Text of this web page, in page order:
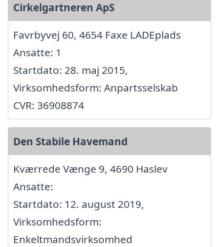
Cirkelgartneren ApS
Favrbyvej 60, 4654 Faxe LADEplads
Ansatte: 1
Startdato: 28. maj 2015,
Virksomhedsform: Anpartsselskab
CVR: 36908874
Den Stabile Havemand
Kværrede Vænge 9, 4690 Haslev
Ansatte:
Startdato: 12. august 2019,
Virksomhedsform:
Enkeltmandsvirksomhed